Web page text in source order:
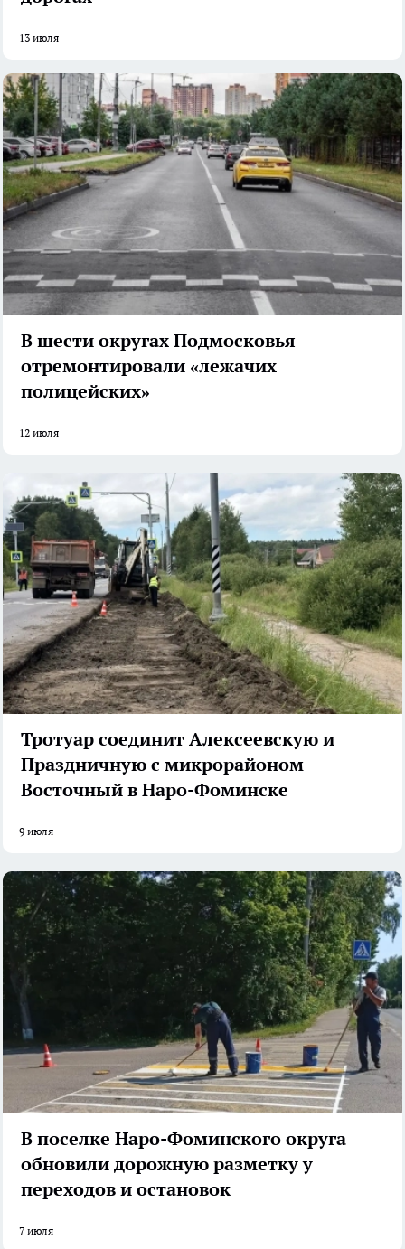
13 июля
В шести округах Подмосковья
отремонтировали «лежачих
полицейских»
12 июля
Тротуар соединит Алексеевскую и
Праздничную с микрорайоном
Восточный в Наро-Фоминске
9 июля
В поселке Наро-Фоминского округа
обновили дорожную разметку у
переходов и остановок
7 июля